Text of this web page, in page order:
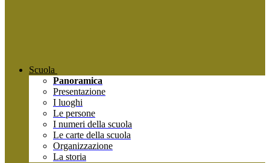
Scuola
Panoramica
Presentazione
I luoghi
Le persone
I numeri della scuola
Le carte della scuola
Organizzazione
La storia